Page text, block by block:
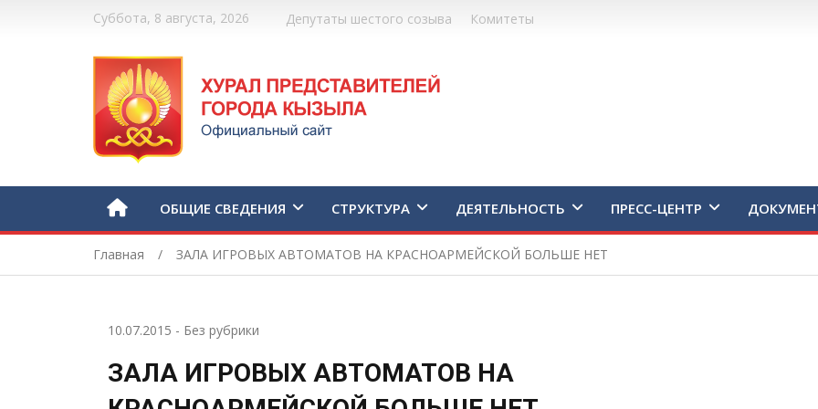
Суббота, 8 августа, 2026 Депутаты шестого созыва Комитеты
ОБЩИЕ СВЕДЕНИЯ СТРУКТУРА ДЕЯТЕЛЬНОСТЬ ПРЕСС-ЦЕНТР
Главная ЗАЛА ИГРОВЫХ АВТОМАТОВ НА КРАСНОАРМЕЙСКОЙ БОЛЬШЕ НЕТ
10.07.2015 - Без рубрики
ЗАЛА ИГРОВЫХ АВТОМАТОВ НА